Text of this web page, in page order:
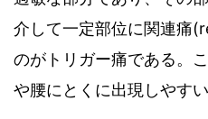
介して一定部位に関連痛
のがトリガー痛である。
や腰にとくに出現しやすい